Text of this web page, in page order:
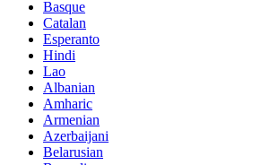
Basque
Catalan
Esperanto
Hindi
Lao
Albanian
Amharic
Armenian
Azerbaijani
Belarusian